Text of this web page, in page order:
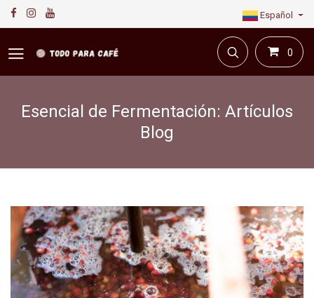
Español
0
Esencial de Fermentación: Artículos
Blog